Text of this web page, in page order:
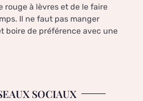
rouge à lèvres et de le faire
Il ne faut pas manger
boire de préférence avec une
SOCIAUX